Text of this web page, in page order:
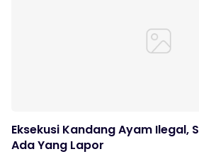
Eksekusi Kandang Ayam Ilegal,
Ada Yang Lapor